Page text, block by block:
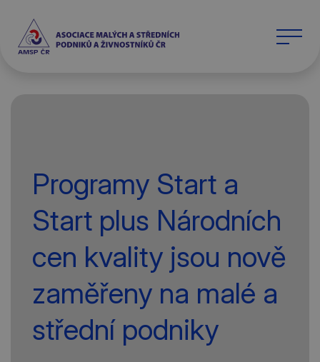
Programy Start a
Start plus Národních
cen kvality jsou nově
zaměřeny na malé a
střední podniky